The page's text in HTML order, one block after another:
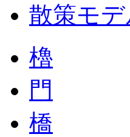
散策モ
櫓
門
橋